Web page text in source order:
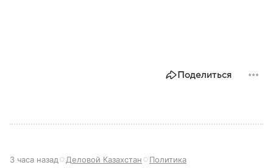
Поделиться
3 часа назад Деловой Казахстан Политика